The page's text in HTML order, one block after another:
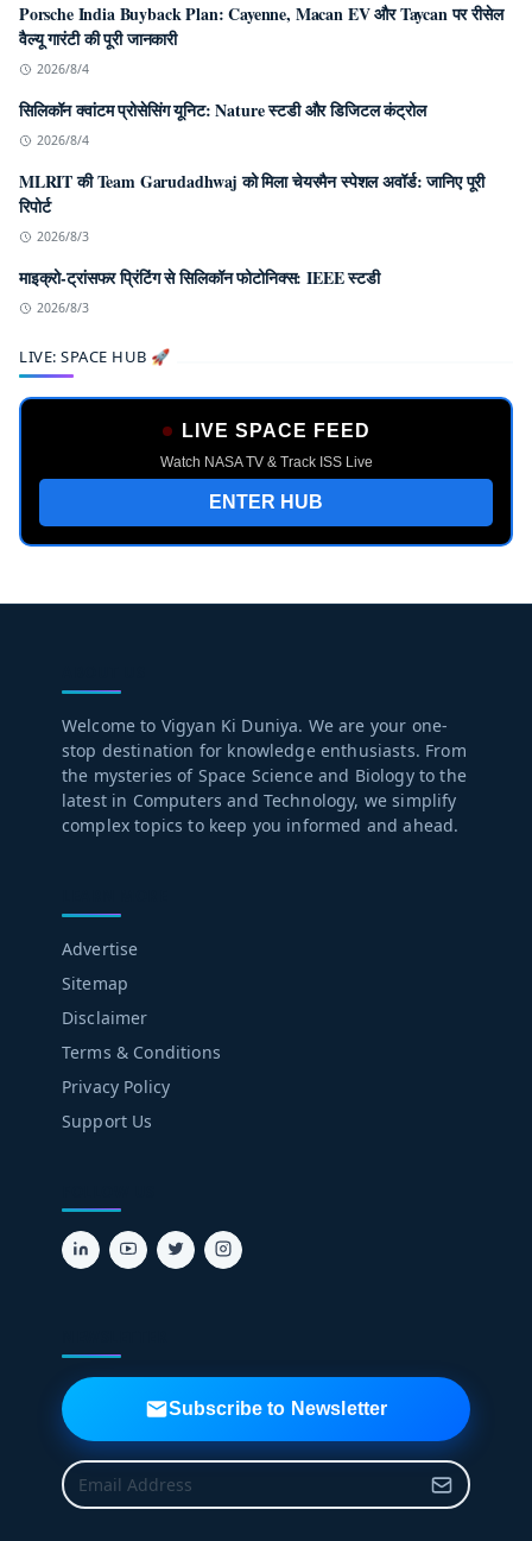
Porsche India Buyback Plan: Cayenne, Macan EV और Taycan पर रीसेल
वैल्यू गारंटी की पूरी जानकारी
2026/8/4
सिलिकॉन क्वांटम प्रोसेसिंग यूनिट: Nature स्टडी और डिजिटल कंट्रोल
2026/8/4
MLRIT की Team Garudadhwaj को मिला चेयरमैन स्पेशल अवॉर्ड: जानिए पूरी
रिपोर्ट
2026/8/3
माइक्रो-ट्रांसफर प्रिंटिंग से सिलिकॉन फोटोनिक्स: IEEE स्टडी
2026/8/3
LIVE: SPACE HUB 🚀
LIVE SPACE FEED
Watch NASA TV & Track ISS Live
ENTER HUB
Welcome to Vigyan Ki Duniya. We are your one-
stop destination for knowledge enthusiasts. From
the mysteries of Space Science and Biology to the
latest in Computers and Technology, we simplify
complex topics to keep you informed and ahead.
Advertise
Sitemap
Disclaimer
Terms & Conditions
Privacy Policy
Support Us
Subscribe to Newsletter